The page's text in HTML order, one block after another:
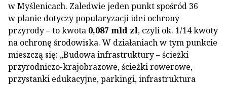
w Myślenicach. Zaledwie jeden punkt spośród 36
w planie dotyczy popularyzacji idei ochrony
przyrody – to kwota 0,087 mld zł, czyli ok. 1/14 kwoty
na ochronę środowiska. W działaniach w tym punkcie
mieszczą się: „Budowa infrastruktury – ścieżki
przyrodniczo-krajobrazowe, ścieżki rowerowe,
przystanki edukacyjne, parkingi, infrastruktura